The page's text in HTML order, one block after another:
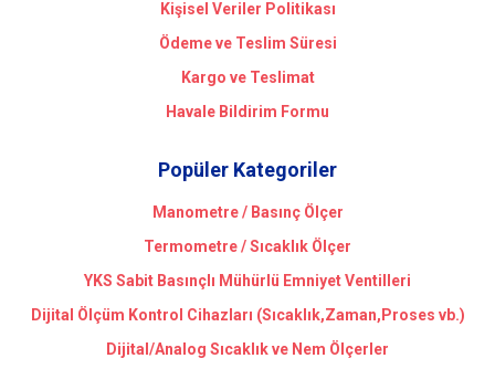
Kişisel Veriler Politikası
Ödeme ve Teslim Süresi
Kargo ve Teslimat
Havale Bildirim Formu
Popüler Kategoriler
Manometre / Basınç Ölçer
Termometre / Sıcaklık Ölçer
YKS Sabit Basınçlı Mühürlü Emniyet Ventilleri
Dijital Ölçüm Kontrol Cihazları (Sıcaklık,Zaman,Proses vb.)
Dijital/Analog Sıcaklık ve Nem Ölçerler